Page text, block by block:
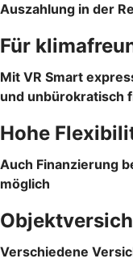
Auszahlung in der
Für
Mit VR Smart
und unbürokratisch
Hohe
Auch Finanzierung
möglich
Verschiedene